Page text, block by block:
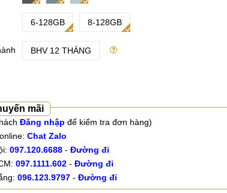
6-128GB 8-128GB
BHV 12 THÁNG
mãi
Đăng nhập để kiểm tra đơn hàng)
Chat Zalo
097.120.6688 - Đường đi
097.1111.602 - Đường đi
096.123.9797 - Đường đi